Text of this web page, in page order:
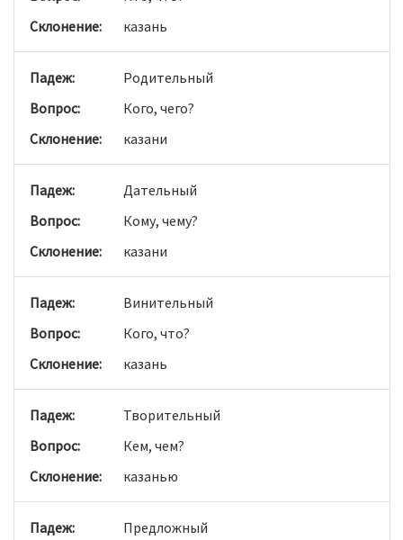
казань
Родительный
Кого, чего?
казани
Дательный
Кому, чему?
казани
Винительный
Кого, что?
казань
Творительный
Кем, чем?
казанью
Предложный